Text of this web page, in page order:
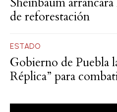
de reforestación
ESTADO
Gobierno de Puebla
Réplica” para